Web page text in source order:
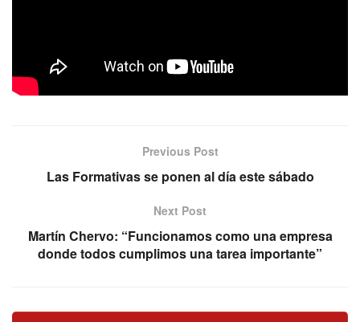
Previous Post
Las Formativas se ponen al día este sábado
Next Post
Martín Chervo: “Funcionamos como una empresa
donde todos cumplimos una tarea importante”